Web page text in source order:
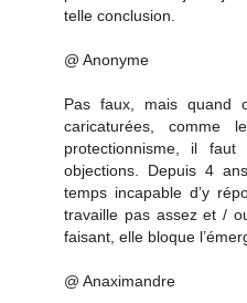
telle conclusion.
@ Anonyme
Pas faux, mais quand
caricaturées, comme
protectionnisme, il
objections. Depuis 4
temps incapable d’y
travaille pas assez et /
faisant, elle bloque
@ Anaximandre